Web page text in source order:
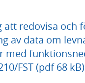
att redovisa och
av data om
med
FST (pdf 68 kB)